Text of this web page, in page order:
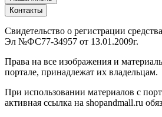
Эл №ФС77-34957 от 13.01.2009г.
портале, принадлежат их владельцам.
активная ссылка на shopandmall.ru